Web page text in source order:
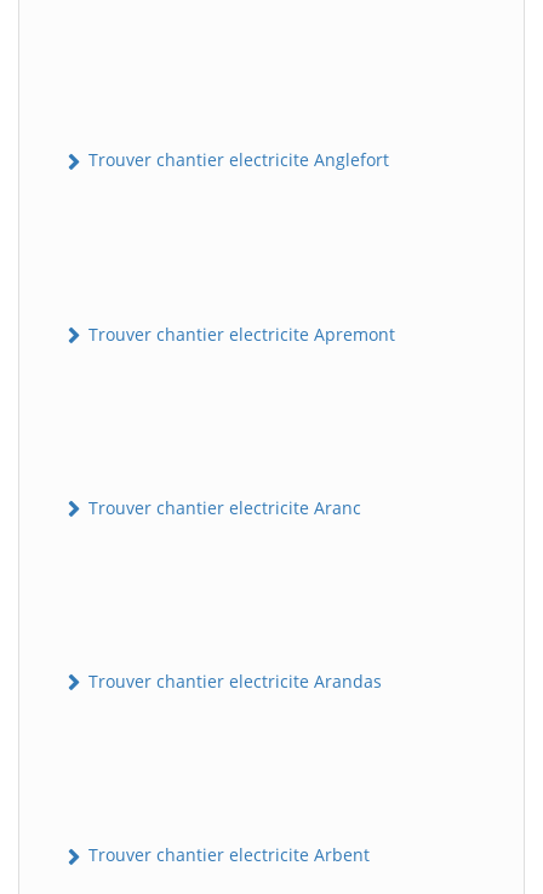
Trouver chantier electricite Anglefort
Trouver chantier electricite Apremont
Trouver chantier electricite Aranc
Trouver chantier electricite Arandas
Trouver chantier electricite Arbent